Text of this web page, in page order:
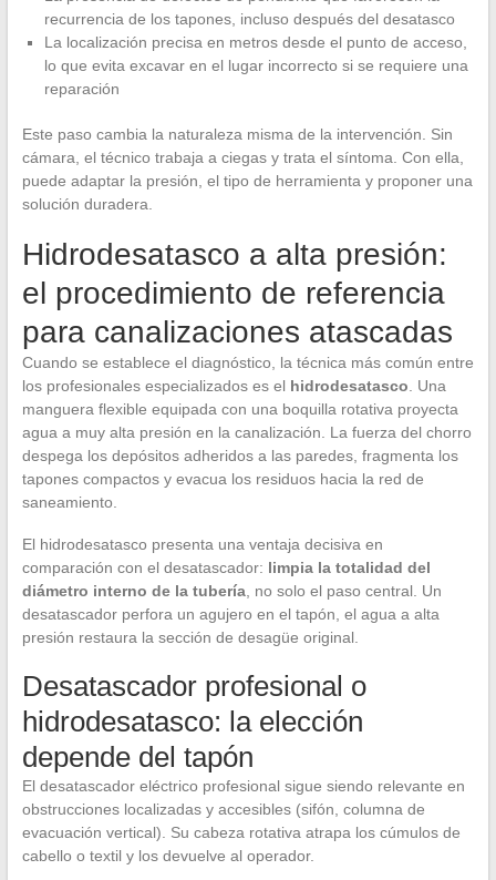
recurrencia de los tapones, incluso después del desatasco
La localización precisa en metros desde el punto de acceso,
lo que evita excavar en el lugar incorrecto si se requiere una
reparación
Este paso cambia la naturaleza misma de la intervención. Sin
cámara, el técnico trabaja a ciegas y trata el síntoma. Con ella,
puede adaptar la presión, el tipo de herramienta y proponer una
solución duradera.
Hidrodesatasco a alta presión:
el procedimiento de referencia
para canalizaciones atascadas
Cuando se establece el diagnóstico, la técnica más común entre
los profesionales especializados es el hidrodesatasco . Una
manguera flexible equipada con una boquilla rotativa proyecta
agua a muy alta presión en la canalización. La fuerza del chorro
despega los depósitos adheridos a las paredes, fragmenta los
tapones compactos y evacua los residuos hacia la red de
saneamiento.
El hidrodesatasco presenta una ventaja decisiva en
comparación con el desatascador: limpia la totalidad del
diámetro interno de la tubería, no solo el paso central. Un
desatascador perfora un agujero en el tapón, el agua a alta
presión restaura la sección de desagüe original.
Desatascador profesional o
hidrodesatasco: la elección
depende del tapón
El desatascador eléctrico profesional sigue siendo relevante en
obstrucciones localizadas y accesibles (sifón, columna de
evacuación vertical). Su cabeza rotativa atrapa los cúmulos de
cabello o textil y los devuelve al operador.